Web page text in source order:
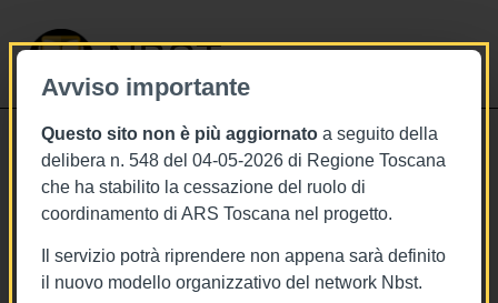
Avviso importante
Questo sito non è più aggiornato a seguito della
delibera n. 548 del 04-05-2026 di Regione Toscana
che ha stabilito la cessazione del ruolo di
coordinamento di ARS Toscana nel progetto.
Il servizio potrà riprendere non appena sarà definito
il nuovo modello organizzativo del network Nbst.
NBST
10/12/2018
Delibera n. 1374 del 10 dicembre